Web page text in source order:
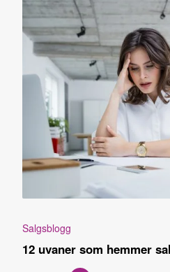
Salgsblogg
12 uvaner som hemmer